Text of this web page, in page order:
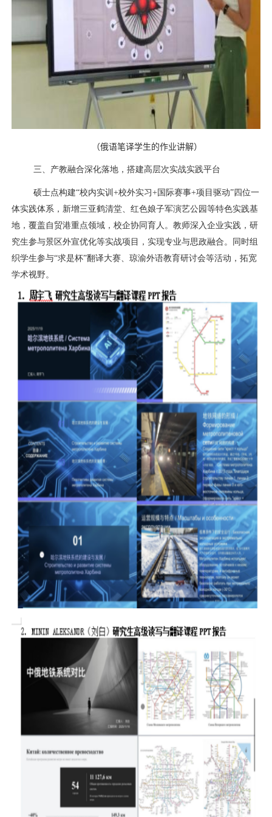
（俄语笔译学生的作业讲解）
三、产教融合深化落地，搭建高层次实战实践平台
硕士点构建“校内实训+校外实习+ 国际赛事+项目驱动”四位一
体实践体系，新增三亚鹤清堂、红色娘子军演艺公园等特色实践基
地，覆盖自贸港重点领域，校企协同育人。教师深入企业实践，研
究生参与景区外宣优化等实战项目，实现专业与思政融合。同时组
织学生参与“求是杯”翻译大赛、琼渝外语教育研讨会等活动，拓宽
学术视野。